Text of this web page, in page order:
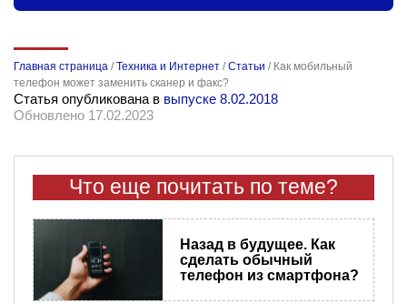
Главная страница /Техника и Интернет /Статьи / Как мобильный
телефон может заменить сканер и факс?
Статья опубликована в выпуске 8.02.2018
Обновлено 17.02.2023
Что еще почитать по теме?
Назад в будущее. Как
сделать обычный
телефон из смартфона?